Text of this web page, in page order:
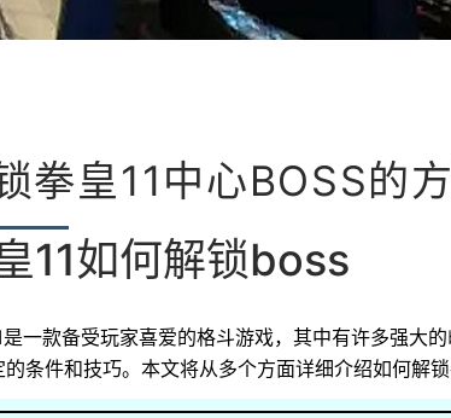
拳皇11中心BOSS的
11如何解锁boss
是一款备受玩家喜爱的格斗游戏，其中有许多强大
条件和技巧。本文将从多个方面详细介绍如何解锁